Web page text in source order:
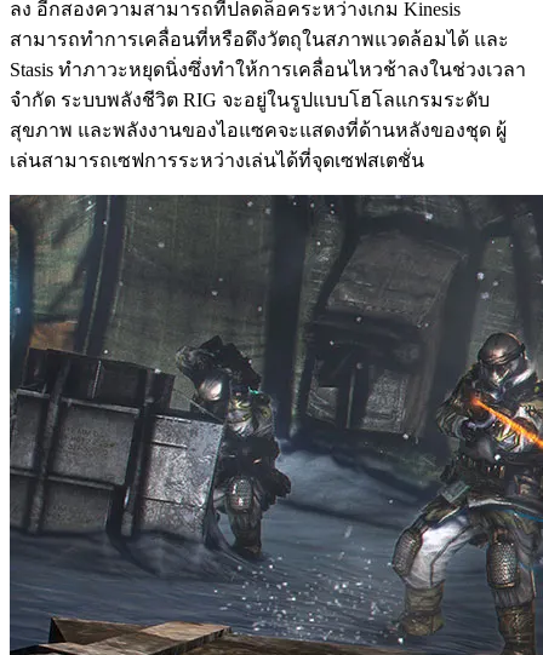
ลง อีกสองความสามารถที่ปลดล็อคระหว่างเกม Kinesis
สามารถทำการเคลื่อนที่หรือดึงวัตถุในสภาพแวดล้อมได้ และ
Stasis ทำภาวะหยุดนิ่งซึ่งทำให้การเคลื่อนไหวช้าลงในช่วงเวลา
จำกัด ระบบพลังชีวิต RIG จะอยู่ในรูปแบบโฮโลแกรมระดับ
สุขภาพ และพลังงานของไอแซคจะแสดงที่ด้านหลังของชุด ผู้
เล่นสามารถเซฟการระหว่างเล่นได้ที่จุดเซฟสเตชั่น